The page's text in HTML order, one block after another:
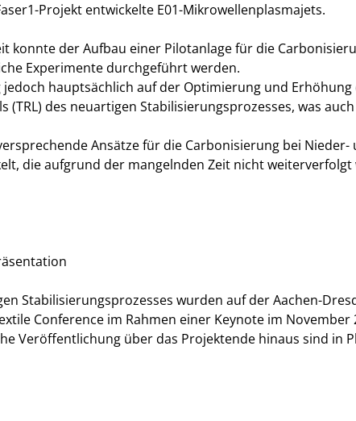
Projekt entwickelte E01-Mikrowellenplasmajets.
konnte der Aufbau einer Pilotanlage für die
Experimente durchgeführt werden.
jedoch hauptsächlich auf der Optimierung und Erhöhung
(TRL) des neuartigen Stabilisierungsprozesses, was
Ansätze für die Carbonisierung bei Nieder-
die aufgrund der mangelnden Zeit nicht weiterverfolgt
Stabilisierungsprozesses wurden auf der Aachen-
Conference im Rahmen einer Keynote im November
Veröffentlichung über das Projektende hinaus sind in